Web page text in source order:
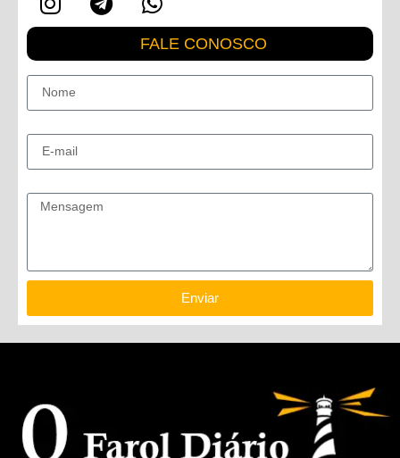
FALE CONOSCO
Enviar